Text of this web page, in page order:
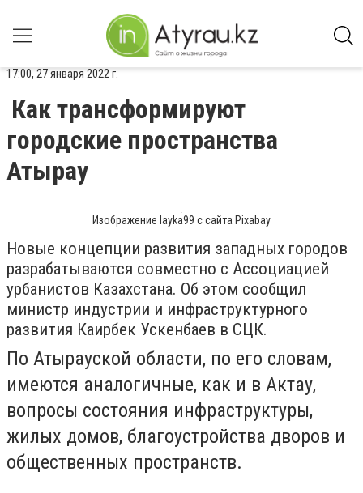
17:00, 27 января 2022 г.
Как трансформируют
городские пространства
Атырау
Изображение layka99 с сайта Pixabay
Новые концепции развития западных городов
разрабатываются совместно с Ассоциацией
урбанистов Казахстана. Об этом сообщил
министр индустрии и инфраструктурного
развития Каирбек Ускенбаев в СЦК.
По Атырауской области, по его словам,
имеются аналогичные, как и в Актау,
вопросы состояния инфраструктуры,
жилых домов, благоустройства дворов и
общественных пространств.